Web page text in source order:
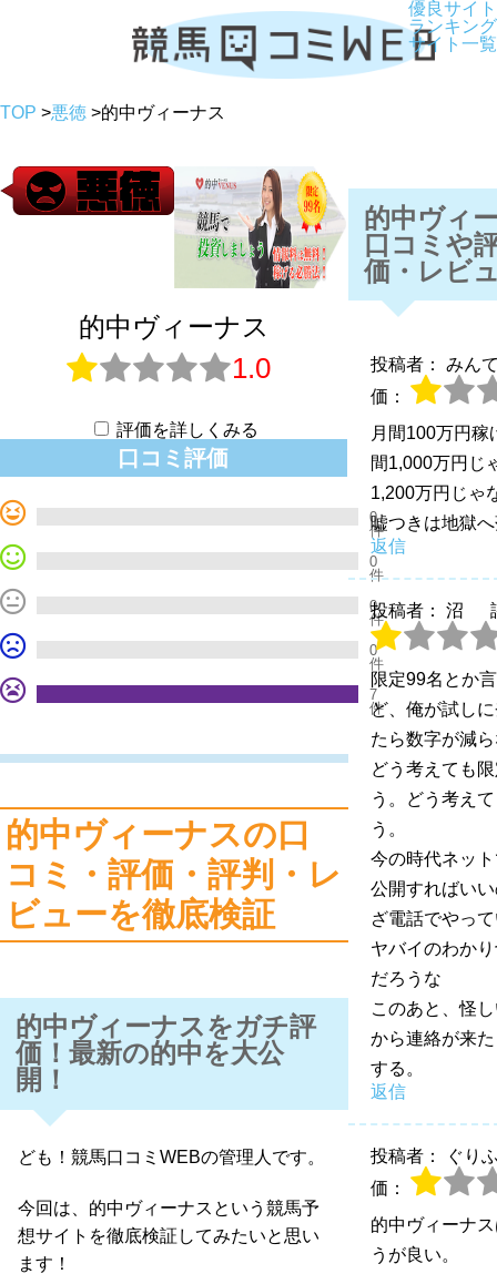
優良サイト
ランキング
サイト一覧
TOP >悪徳 >的中ヴィーナス
的中ヴィーナス
1.0
評価を詳しくみる
口コミ評価
0
件
0
件
0
件
0
件
7
件
的中ヴィーナスの口
コミ・評価・評判・レ
ビューを徹底検証
的中ヴィーナスをガチ評
価！最新の的中を大公
開！
ども！競馬口コミWEBの管理人です。
今回は、的中ヴィーナスという競馬予
想サイトを徹底検証してみたいと思い
ます！
的中ヴィ
口コミや
価・レビ
投稿者： みん
価：
月間100万円稼
間1,000万円じ
1,200万円じゃ
嘘つきは地獄
返信
投稿者： 沼
限定99名とか
ど、俺が試し
たら数字が減
どう考えても
う。どう考え
う。
今の時代ネッ
公開すればい
ざ電話でやっ
ヤバイのわか
だろうな
このあと、怪
から連絡が来
する。
返信
投稿者： ぐり
価：
的中ヴィーナ
うが良い。